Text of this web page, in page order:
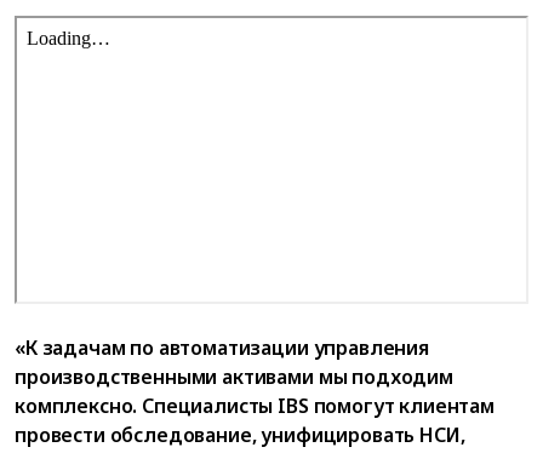
«К задачам по автоматизации управления
производственными активами мы подходим
комплексно. Специалисты IBS помогут клиентам
провести обследование, унифицировать НСИ,